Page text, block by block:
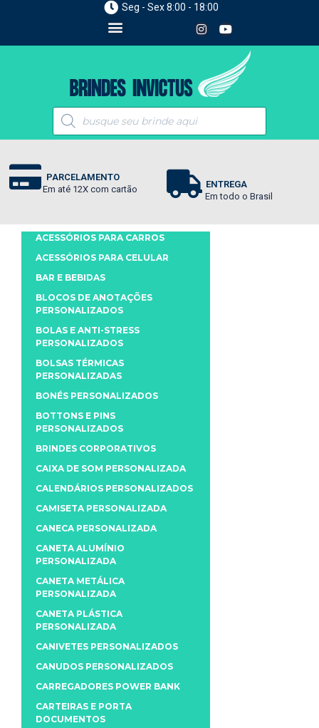
Seg - Sex 8:00 - 18:00
PARCELAMENTO
Em até 12X com cartão
ENTREGA
Em todo o Brasil
ACESSÓRIOS PARA CARROS
ACESSÓRIOS PARA CELULAR
BAR E BEBIDAS
BLOCOS DE ANOTAÇÕES
PERSONALIZADOS
BOLAS E ANTI-STRESS
PERSONALIZADOS
BOLSAS TÉRMICAS
PERSONALIZADAS
BONÉS PERSONALIZADOS
BOTTONS E PINS
PERSONALIZADOS
BRINDES CORPORATIVOS
CAIXA DE SOM PERSONALIZADA
CALENDÁRIOS PERSONALIZADOS
CAMISETA PERSONALIZADA
CANECA PERSONALIZADA
CANETA ALUMÍNIO
PERSONALIZADA
CANETA METÁLICA
PERSONALIZADA
CANETA PLÁSTICA
PERSONALIZADA
CANIVETES PERSONALIZADOS
CANUDOS PERSONALIZADOS
CARREGADORES POWER BANK
CARTEIRAS E PORTA
DOCUMENTOS